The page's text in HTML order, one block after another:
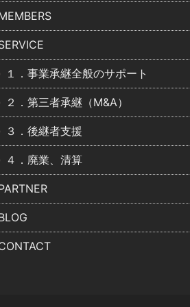
１．事業承継全般のサポート
２．第三者承継（M&A）
３．後継者支援
４．廃業、清算